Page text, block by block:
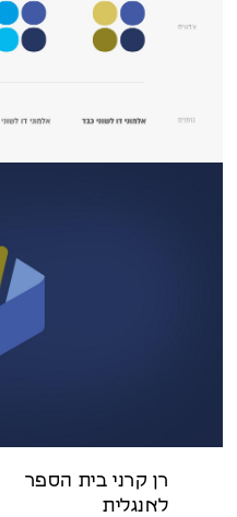
רן קרני בית הספר
לאנגלית